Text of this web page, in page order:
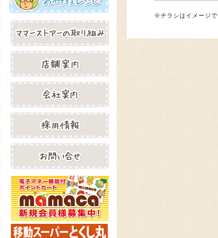
※チラシはイメージ